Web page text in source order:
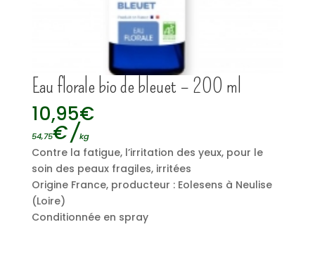
Eau florale bio de bleuet – 200 ml
10,95€
54,75€/kg
Contre la fatigue, l’irritation des yeux, pour le
soin des peaux fragiles, irritées
Origine France, producteur : Eolesens à Neulise
(Loire)
Conditionnée en spray